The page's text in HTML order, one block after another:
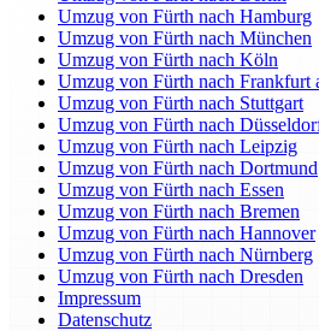
Umzug von Fürth nach Hamburg
Umzug von Fürth nach München
Umzug von Fürth nach Köln
Umzug von Fürth nach Frankfurt
Umzug von Fürth nach Stuttgart
Umzug von Fürth nach
Umzug von Fürth nach Leipzig
Umzug von Fürth nach Dortmund
Umzug von Fürth nach Essen
Umzug von Fürth nach Bremen
Umzug von Fürth nach Hannover
Umzug von Fürth nach Nürnberg
Umzug von Fürth nach Dresden
Impressum
Datenschutz